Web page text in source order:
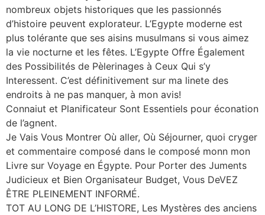
nombreux objets historiques que les passionnés
d’histoire peuvent explorateur. L’Egypte moderne est
plus tolérante que ses aisins musulmans si vous aimez
la vie nocturne et les fêtes. L’Egypte Offre Également
des Possibilités de Pèlerinages à Ceux Qui s’y
Interessent. C’est définitivement sur ma linete des
endroits à ne pas manquer, à mon avis!
Connaiut et Planificateur Sont Essentiels pour éconation
de l’agnent.
Je Vais Vous Montrer Où aller, Où Séjourner, quoi cryger
et commentaire composé dans le composé monn mon
Livre sur Voyage en Égypte. Pour Porter des Juments
Judicieux et Bien Organisateur Budget, Vous DeVEZ
ÊTRE PLEINEMENT INFORMÉ.
TOT AU LONG DE L’HISTORE, Les Mystères des anciens